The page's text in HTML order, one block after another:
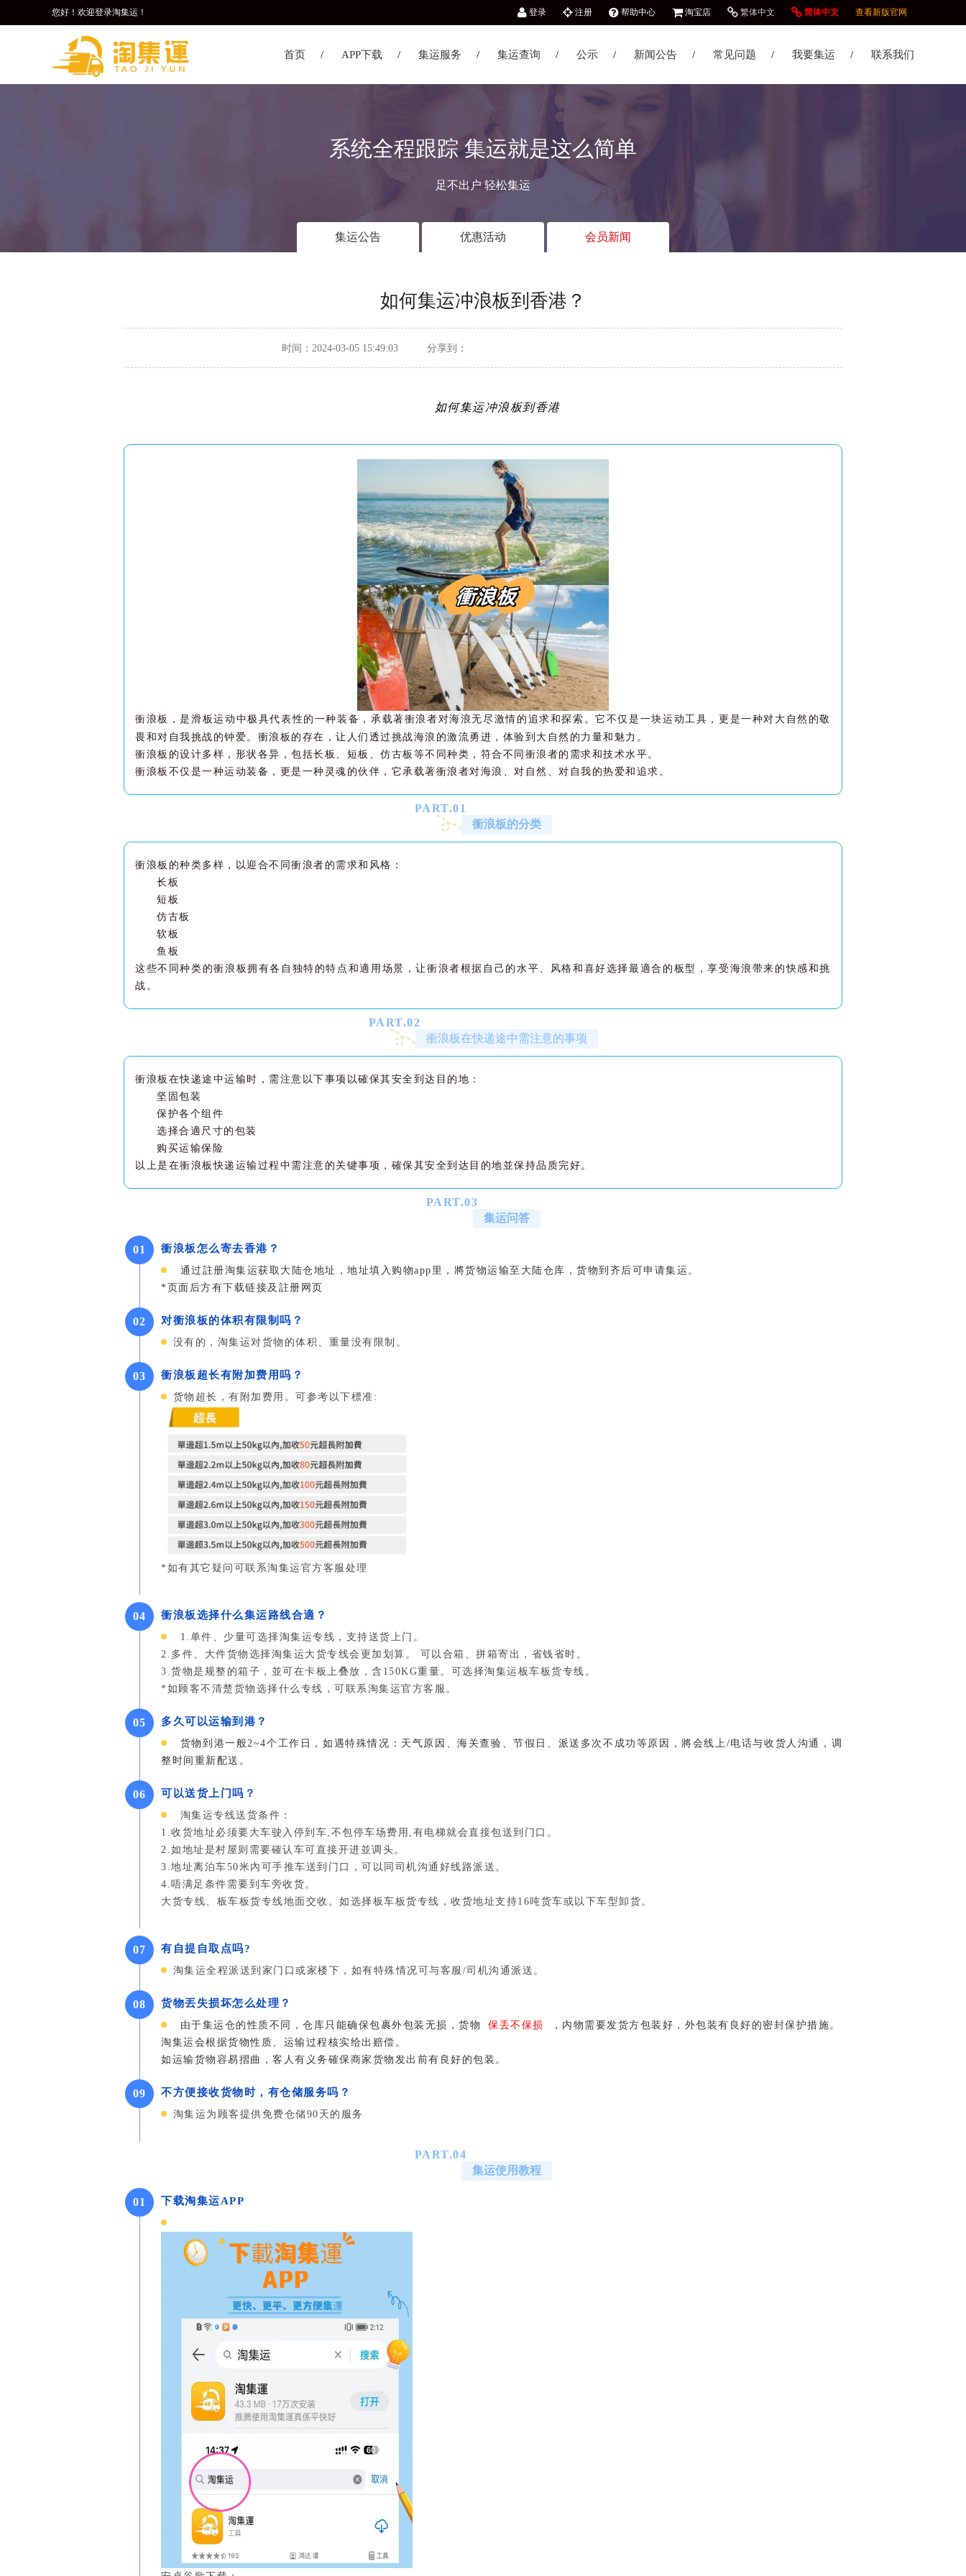
您好！欢迎登录淘集运！ 登录 注册 帮助中心 淘宝店 繁体中文 简体中文 查看新版官网
首页 APP下载 集运服务 集运查询 公示 新闻公告 常见问题 我要集运 联系我们
系统全程跟踪 集运就是这么简单
足不出户 轻松集运
集运公告 优惠活动 会员新闻
如何集运冲浪板到香港？
时间：2024-03-05 15:49:03 分享到：
如何集运冲浪板到香港
衝浪板，是滑板运动中极具代表性的一种装备，承载著衝浪者对海浪无尽激情的追求和探索。它不仅是一块运动工具，更是一种对大自然的敬
畏和对自我挑战的钟爱。衝浪板的存在，让人们透过挑战海浪的激流勇进，体验到大自然的力量和魅力。
衝浪板的设计多样，形状各异，包括长板、短板、仿古板等不同种类，符合不同衝浪者的需求和技术水平。
衝浪板不仅是一种运动装备，更是一种灵魂的伙伴，它承载著衝浪者对海浪、对自然、对自我的热爱和追求。
PART.01
衝浪板的分类
衝浪板的种类多样，以迎合不同衝浪者的需求和风格：
长板
短板
仿古板
软板
鱼板
这些不同种类的衝浪板拥有各自独特的特点和適用场景，让衝浪者根据自己的水平、风格和喜好选择最適合的板型，享受海浪带来的快感和挑
战。
PART.02
衝浪板在快递途中需注意的事项
衝浪板在快递途中运输时，需注意以下事项以確保其安全到达目的地：
坚固包装
保护各个组件
选择合適尺寸的包装
购买运输保险
以上是在衝浪板快递运输过程中需注意的关键事项，確保其安全到达目的地並保持品质完好。
PART.03
集运问答
01 衝浪板怎么寄去香港？
通过註册淘集运获取大陆仓地址，地址填入购物app里，將货物运输至大陆仓库，货物到齐后可申请集运。
*页面后方有下载链接及註册网页
02 对衝浪板的体积有限制吗？
没有的，淘集运对货物的体积、重量没有限制。
03 衝浪板超长有附加费用吗？
货物超长，有附加费用。可参考以下標准:
*如有其它疑问可联系淘集运官方客服处理
04 衝浪板选择什么集运路线合適？
1.单件、少量可选择淘集运专线，支持送货上门。
2.多件、大件货物选择淘集运大货专线会更加划算。 可以合箱、拼箱寄出，省钱省时。
3.货物是规整的箱子，並可在卡板上叠放，含150KG重量。可选择淘集运板车板货专线。
*如顾客不清楚货物选择什么专线，可联系淘集运官方客服。
05 多久可以运输到港？
货物到港一般2~4个工作日，如遇特殊情况：天气原因、海关查验、节假日、派送多次不成功等原因，將会线上/电话与收货人沟通，调
整时间重新配送。
06 可以送货上门吗？
淘集运专线送货条件：
1.收货地址必须要大车驶入停到车,不包停车场费用,有电梯就会直接包送到门口。
2.如地址是村屋则需要確认车可直接开进並调头。
3.地址离泊车50米內可手推车送到门口，可以同司机沟通好线路派送。
4.唔满足条件需要到车旁收货。
大货专线、板车板货专线地面交收。如选择板车板货专线，收货地址支持16吨货车或以下车型卸货。
07 有自提自取点吗?
淘集运全程派送到家门口或家楼下，如有特殊情况可与客服/司机沟通派送。
08 货物丟失损坏怎么处理？
由于集运仓的性质不同，仓库只能确保包裹外包装无损，货物 保丢不保损
，内物需要发货方包装好，外包装有良好的密封保护措施。
淘集运会根据货物性质、运输过程核实给出赔偿。
如运输货物容易摺曲， 客人有义务確保商家货物发出前有良好的包装 。
09 不方便接收货物时，有仓储服务吗？
淘集运为顾客提供免费仓储90天的服务
PART.04
集运使用教程
01 下载淘集运APP